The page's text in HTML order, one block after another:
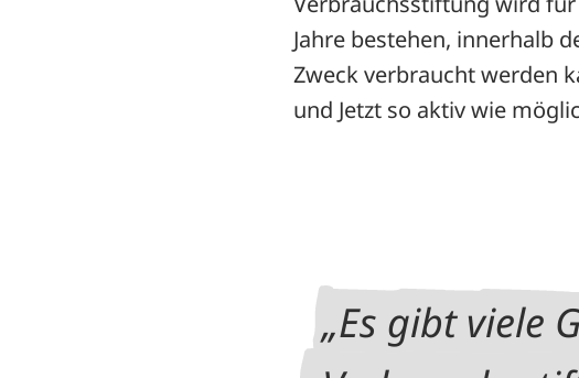
Jahre bestehen, innerhalb
Zweck verbraucht werden
und Jetzt so aktiv wie
Es gibt viele